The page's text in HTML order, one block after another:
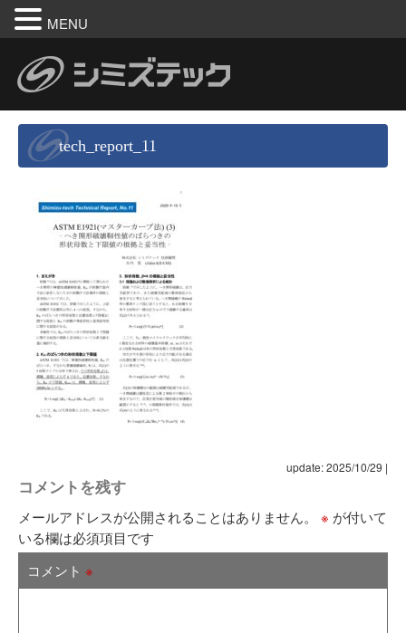
tech_report_11
update: 2025/10/29 |
コメントを残す
メールアドレスが公開されることはありません。 ※ が付いて
いる欄は必須項目です
コメント ※
MENU